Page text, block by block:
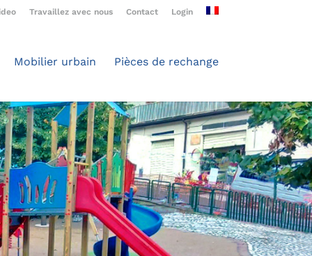
Travaillez avec nous Contact Login
Mobilier urbain Pièces de rechange